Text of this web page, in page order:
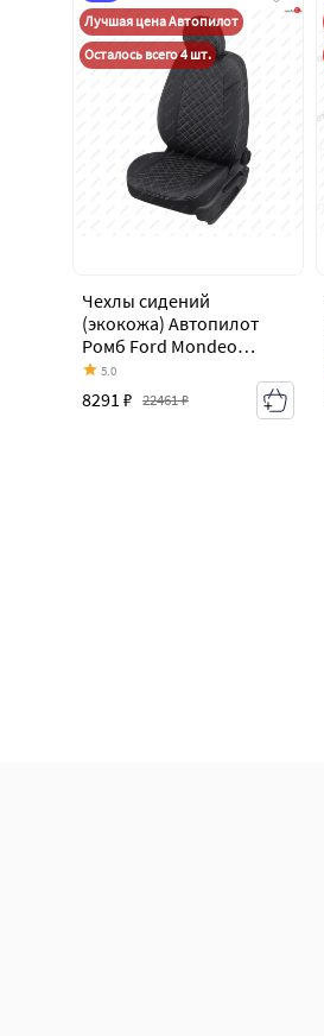
Лучшая цена Автопилот
Осталось всего 4 шт.
Чехлы сидений
(экокожа) Автопилот
Ромб Ford Mondeo
Mk4,BD дорестайлинг,
седан (2007-2010)
5.0
8291 ₽ 22461 ₽